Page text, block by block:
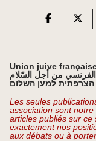
Union juive
الفرنسي من أجل السّلام
הצרפתית למען השלום
Les seules
association sont
articles publiés sur
exactement nos
aux débats ou à